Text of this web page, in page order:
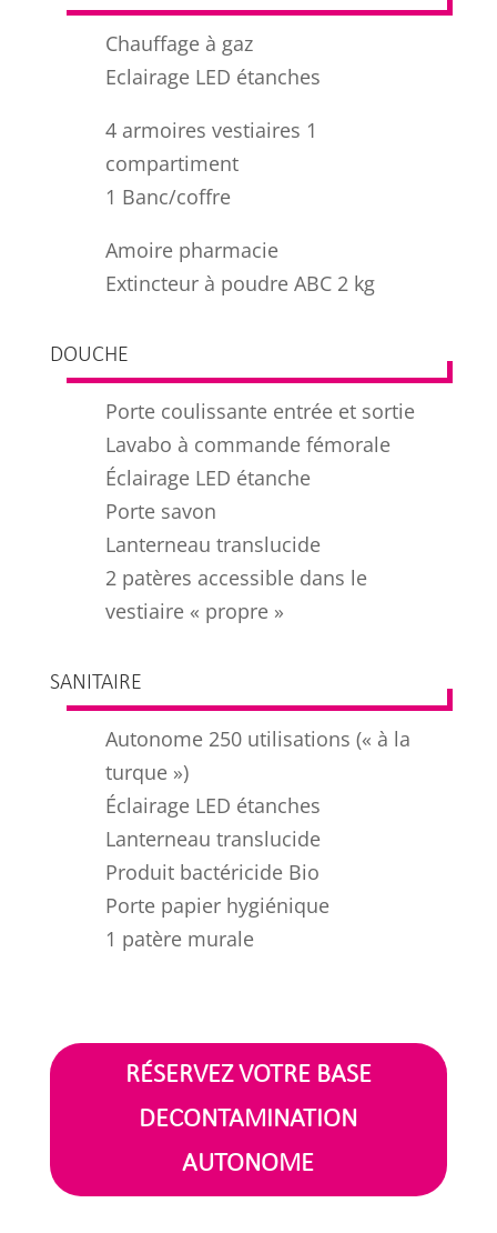
Chauffage à gaz
Eclairage LED étanches
4 armoires vestiaires 1
compartiment
1 Banc/coffre
Amoire pharmacie
Extincteur à poudre ABC 2 kg
DOUCHE
Porte coulissante entrée et sortie
Lavabo à commande fémorale
Éclairage LED étanche
Porte savon
Lanterneau translucide
2 patères accessible dans le
vestiaire « propre »
SANITAIRE
Autonome 250 utilisations (« à la
turque »)
Éclairage LED étanches
Lanterneau translucide
Produit bactéricide Bio
Porte papier hygiénique
1 patère murale
RÉSERVEZ VOTRE BASE
DECONTAMINATION
AUTONOME